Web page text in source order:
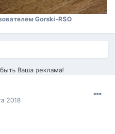
Gorski-RSO
Ваша реклама!
2018